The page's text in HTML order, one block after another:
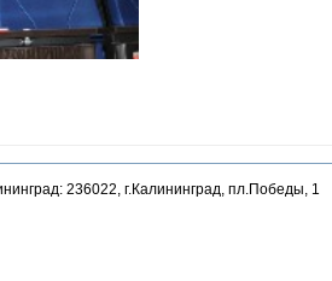
236022, г.Калининград, пл.Победы, 1